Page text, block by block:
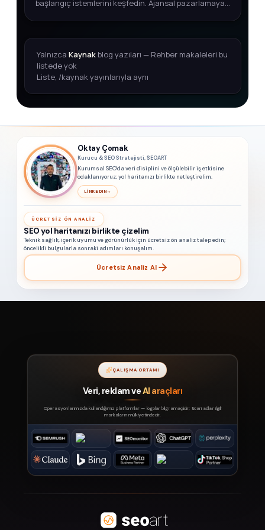
başlangıç istemlerini keşfedin. Ajansal pazarlamaya
Yalnızca Kaynakblog yazıları — Rehber makaleleri bu
listede yok
Liste, /kaynak yayınlarıyla aynı
Oktay Çomak
Kurucu & SEO Stratejisti, SEOART
Kurumsal SEO'da veri disiplini ve ölçülebilir iş etkisine
odaklanıyoruz; yol haritanızı birlikte netleştirelim.
LINKEDIN→
ÜCRETSIZ ÖN ANALIZ
SEO yol haritanızı birlikte çizelim
Teknik sağlık, içerik uyumu ve görünürlük için ücretsiz ön analiz talep edin;
öncelikli bulgularla sonraki adımları konuşalım.
Ücretsiz Analiz Al
ÇALIŞMA ORTAMI
Veri, reklam veAI araçları
Operasyonlarımızda kullandığımız platformlar — logolar bilgi amaçlıdır; ticari adlar ilgili
markaların mülkiyetindedir.